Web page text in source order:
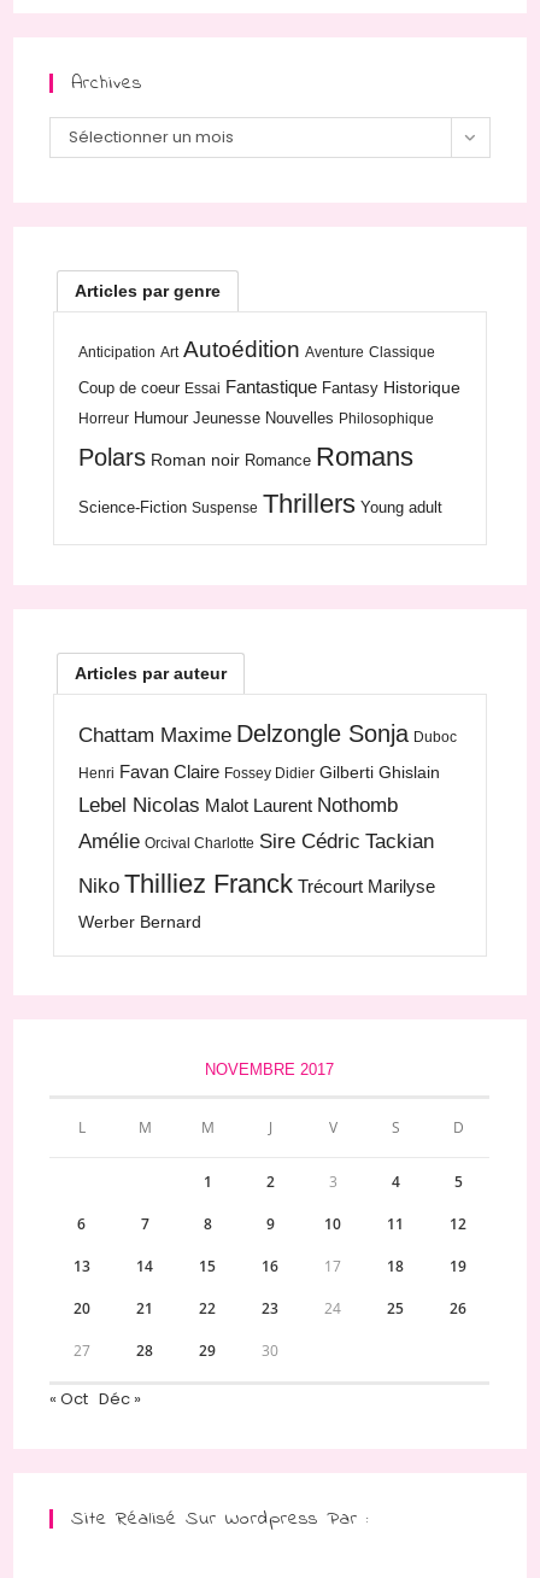
Archives
Archives
Sélectionner un mois
Articles par genre
Anticipation Art Autoédition Aventure Classique
Coup de coeur Essai Fantastique Fantasy Historique
Horreur Humour Jeunesse Nouvelles Philosophique
Polars Roman noir Romance Romans
Science-Fiction Suspense Thrillers Young adult
Articles par auteur
Chattam Maxime Delzongle Sonja Duboc
Henri Favan Claire Fossey Didier Gilberti Ghislain
Lebel Nicolas Malot Laurent Nothomb
Amélie Orcival Charlotte Sire Cédric Tackian
Niko Thilliez Franck Trécourt Marilyse
Werber Bernard
NOVEMBRE 2017
L M M J V S D
1 2 3 4 5
6 7 8 9 10 11 12
13 14 15 16 17 18 19
20 21 22 23 24 25 26
27 28 29 30
« Oct Déc »
Site Réalisé Sur Wordpress Par :